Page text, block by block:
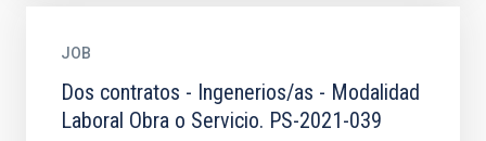
JOB
Dos contratos - Ingenerios/as - Modalidad
Laboral Obra o Servicio. PS-2021-039